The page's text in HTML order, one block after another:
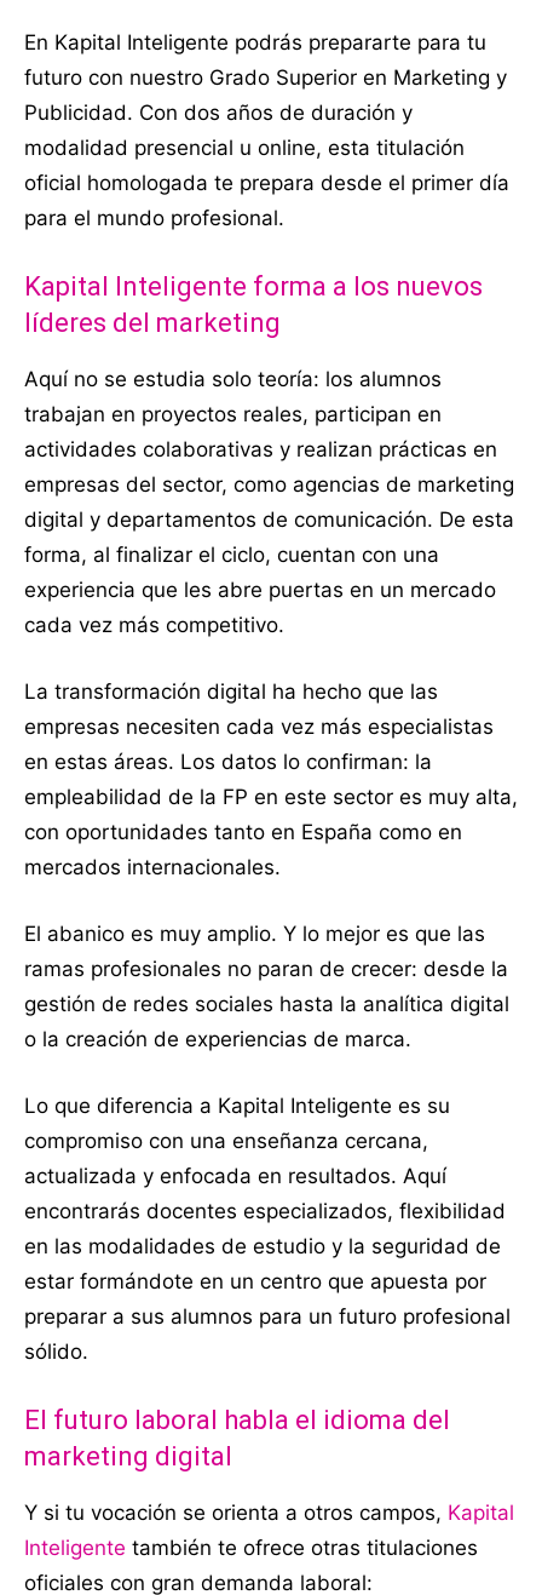
En Kapital Inteligente podrás prepararte para tu
futuro con nuestro Grado Superior en Marketing y
Publicidad. Con dos años de duración y
modalidad presencial u online, esta titulación
oficial homologada te prepara desde el primer día
para el mundo profesional.
Kapital Inteligente forma a los nuevos
líderes del marketing
Aquí no se estudia solo teoría: los alumnos
trabajan en proyectos reales, participan en
actividades colaborativas y realizan prácticas en
empresas del sector, como agencias de marketing
digital y departamentos de comunicación. De esta
forma, al finalizar el ciclo, cuentan con una
experiencia que les abre puertas en un mercado
cada vez más competitivo.
La transformación digital ha hecho que las
empresas necesiten cada vez más especialistas
en estas áreas. Los datos lo confirman: la
empleabilidad de la FP en este sector es muy alta,
con oportunidades tanto en España como en
mercados internacionales.
El abanico es muy amplio. Y lo mejor es que las
ramas profesionales no paran de crecer: desde la
gestión de redes sociales hasta la analítica digital
o la creación de experiencias de marca.
Lo que diferencia a Kapital Inteligente es su
compromiso con una enseñanza cercana,
actualizada y enfocada en resultados. Aquí
encontrarás docentes especializados, flexibilidad
en las modalidades de estudio y la seguridad de
estar formándote en un centro que apuesta por
preparar a sus alumnos para un futuro profesional
sólido.
El futuro laboral habla el idioma del
marketing digital
Y si tu vocación se orienta a otros campos, Kapital
Inteligente también te ofrece otras titulaciones
oficiales con gran demanda laboral: